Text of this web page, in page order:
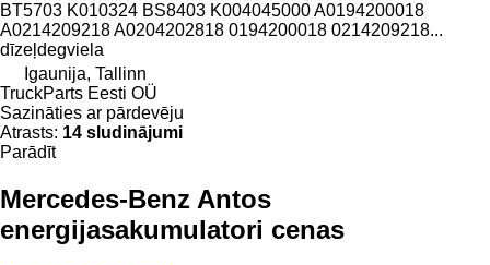
BT5703 K010324 BS8403 K004045000 A0194200018
A0214209218 A0204202818 0194200018 0214209218...
dīzeļdegviela
Igaunija, Tallinn
TruckParts Eesti OÜ
Sazināties ar pārdevēju
Atrasts: 14 sludinājumi
Parādīt
Mercedes-Benz Antos
energijasakumulatori cenas